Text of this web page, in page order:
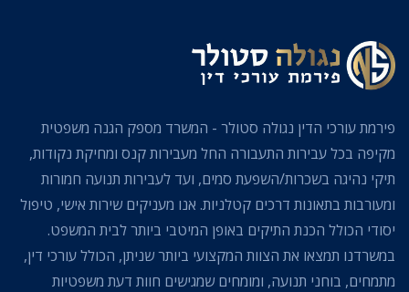
פירמת עורכי הדין נגולה סטולר - המשרד מספק הגנה משפטית
מקיפה בכל עבירות התעבורה החל מעבירות קנס ומחיקת נקודות,
תיקי נהיגה בשכרות/השפעת סמים, ועד לעבירות תנועה חמורות
ומעורבות בתאונות דרכים קטלניות. אנו מעניקים שירות אישי, טיפול
יסודי הכולל הכנת התיקים באופן המיטבי ביותר לבית המשפט.
במשרדנו תמצאו את הצוות המקצועי ביותר שניתן, הכולל עורכי דין,
מתמחים, בוחני תנועה, ומומחים שמגישים חוות דעת משפטיות